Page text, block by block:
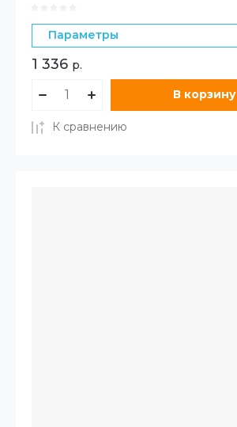
Параметры
1 336 р.
В корзину
К сравнению